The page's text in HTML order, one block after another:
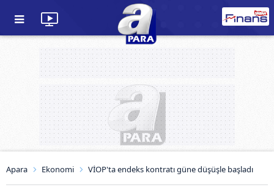
Apara Ekonomi VİOP'ta endeks kontratı güne düşüşle başladı